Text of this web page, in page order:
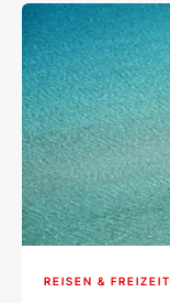
REISEN & FREIZEIT